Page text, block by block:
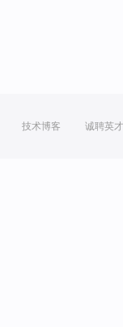
技术博客 诚聘英才